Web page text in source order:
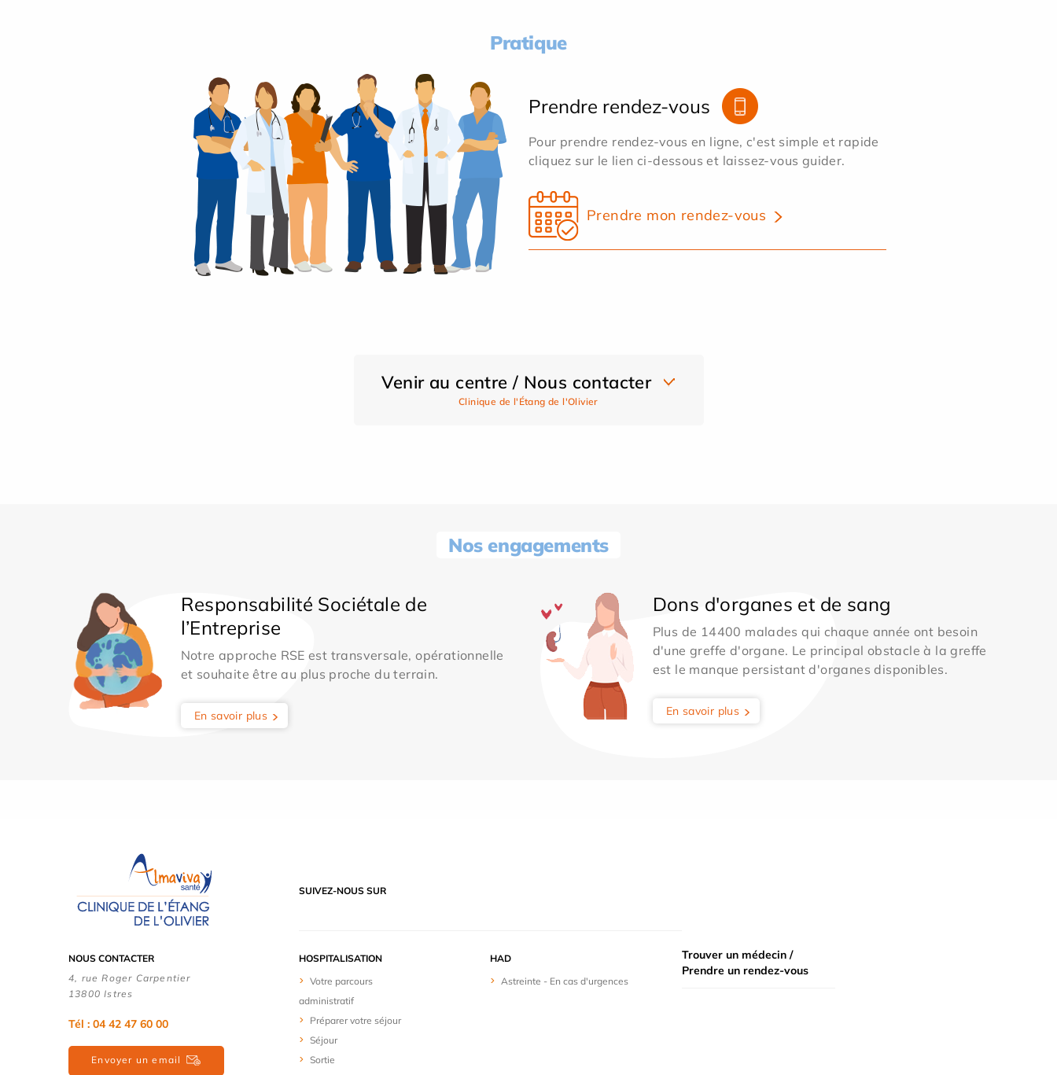
Pratique
Prendre rendez-vous
Pour prendre rendez-vous en ligne, c'est simple et rapide
cliquez sur le lien ci-dessous et laissez-vous guider.
Prendre mon rendez-vous
Venir au centre / Nous contacter
Clinique de l'Étang de l'Olivier
Nos engagements
Responsabilité Sociétale de
l’Entreprise
Notre approche RSE est transversale, opérationnelle
et souhaite être au plus proche du terrain.
En savoir plus
Dons d'organes et de sang
Plus de 14400 malades qui chaque année ont besoin
d'une greffe d'organe. Le principal obstacle à la greffe
est le manque persistant d'organes disponibles.
En savoir plus
SUIVEZ-NOUS SUR
NOUS CONTACTER
4, rue Roger Carpentier
13800 Istres
Tél : 04 42 47 60 00
Envoyer un email
HOSPITALISATION
Votre parcours
administratif
Préparer votre séjour
Séjour
Sortie
HAD
Astreinte - En cas d'urgences
Trouver un médecin /
Prendre un rendez-vous